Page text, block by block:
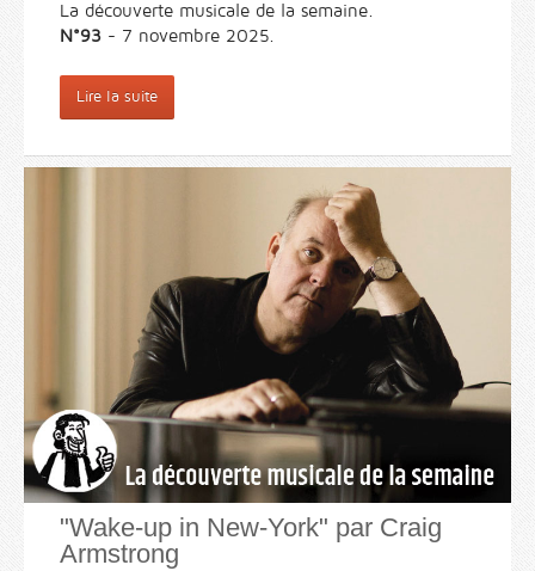
La découverte musicale de la semaine.
N°93 - 7 novembre 2025.
Lire la suite
"Wake-up in New-York" par Craig
Armstrong